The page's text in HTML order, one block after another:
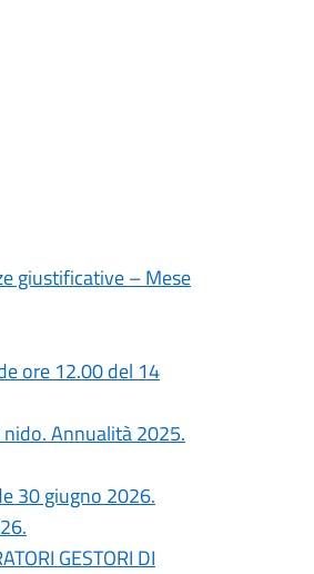
giustificative – Mese
ore 12.00 del 14
Annualità 2025.
30 giugno 2026.
GESTORI DI